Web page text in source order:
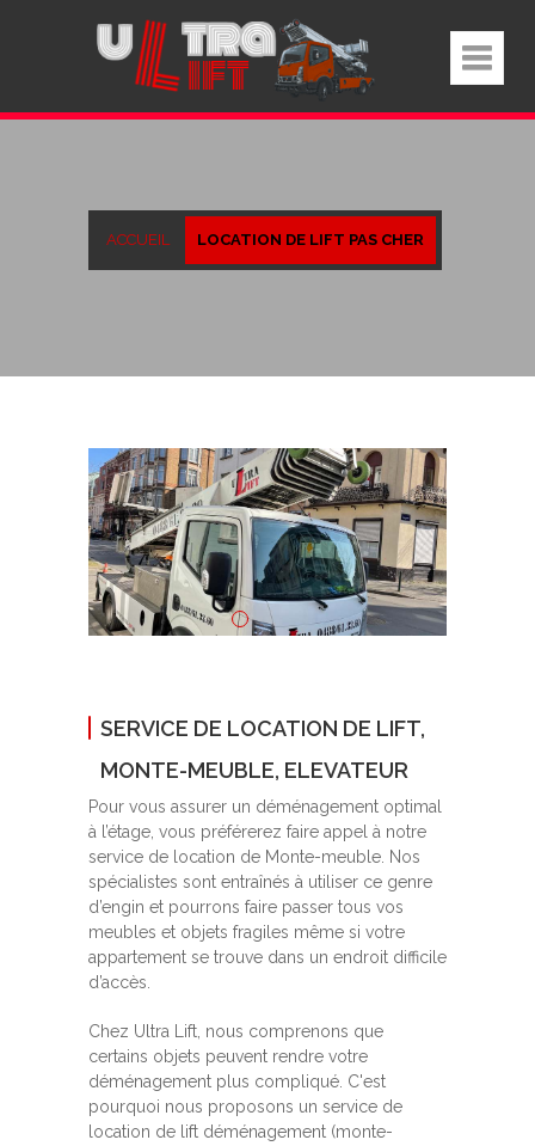
ACCUEIL LOCATION DE LIFT PAS CHER
SERVICE DE LOCATION DE LIFT,
MONTE-MEUBLE, ELEVATEUR
Pour vous assurer un déménagement optimal
à l’étage, vous préférerez faire appel à notre
service de location de Monte-meuble. Nos
spécialistes sont entraînés à utiliser ce genre
d’engin et pourrons faire passer tous vos
meubles et objets fragiles même si votre
appartement se trouve dans un endroit difficile
d’accès.
Chez Ultra Lift, nous comprenons que
certains objets peuvent rendre votre
déménagement plus compliqué. C'est
pourquoi nous proposons un service de
location de lift déménagement (monte-